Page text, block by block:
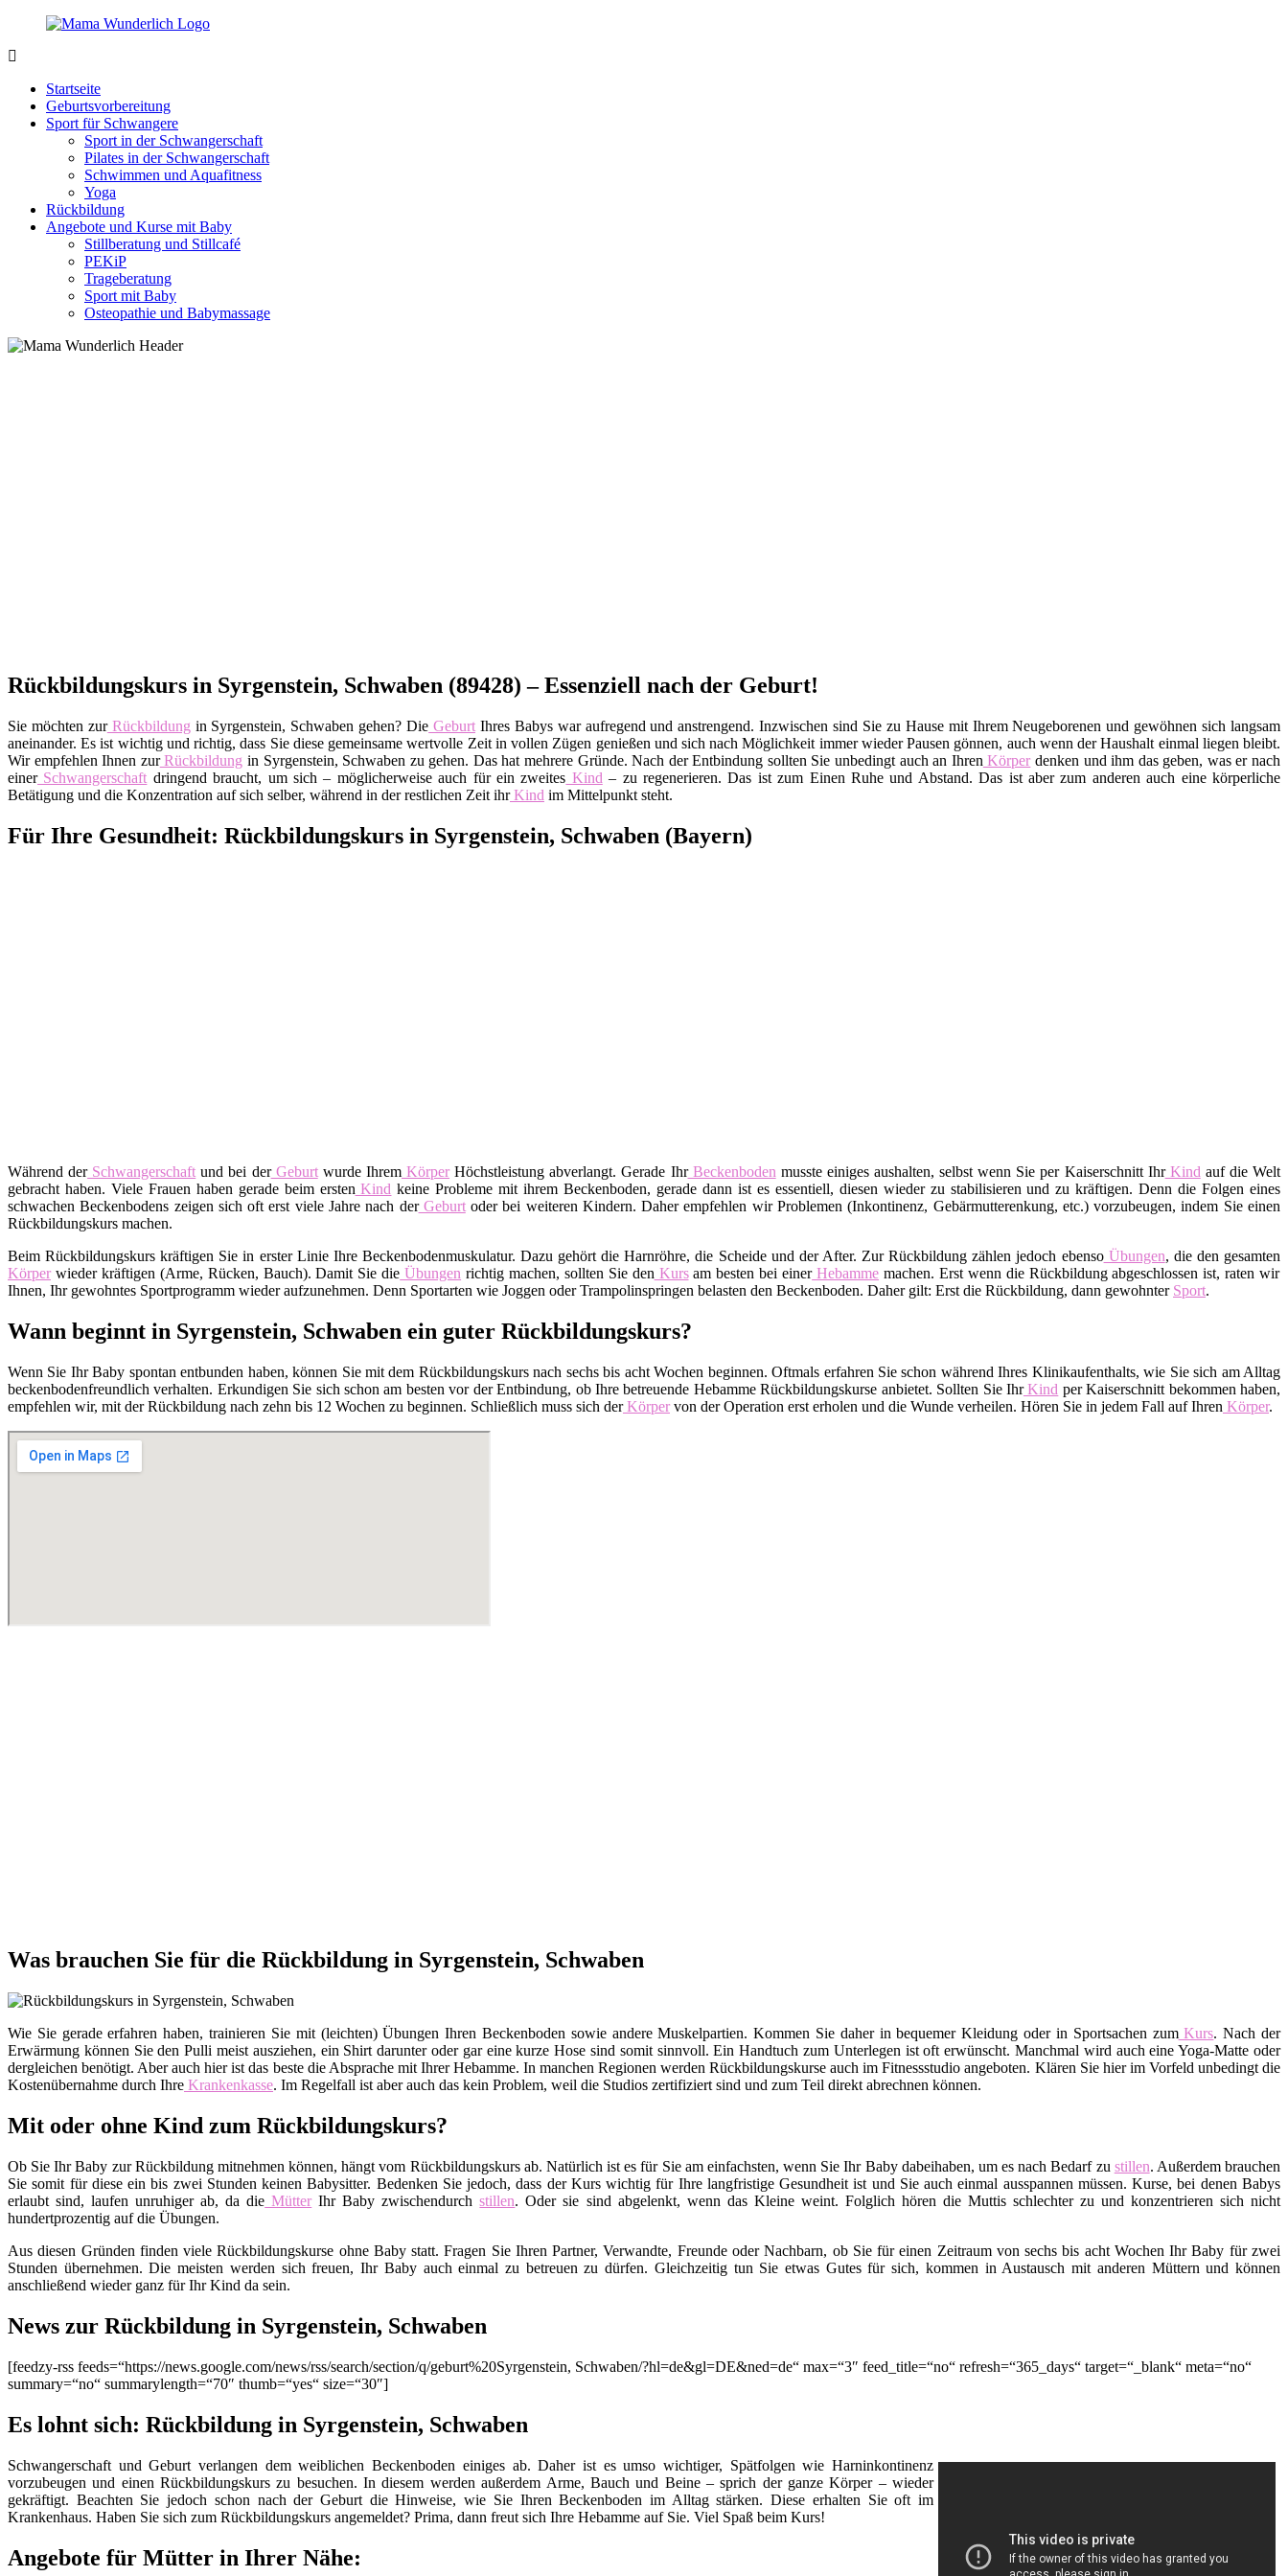
Zurück
Inhalt
sein
wunderbar!
Startseite
Geburtsvorbereitung
Sport für Schwangere
Sport in der Schwangerschaft
Pilates in der Schwangerschaft
Schwimmen und Aquafitness
Yoga
Rückbildung
Angebote und Kurse mit Baby
Stillberatung und Stillcafé
PEKiP
Trageberatung
Sport mit Baby
Osteopathie und Babymassage
Rückbildungskurs in Syrgenstein, Schwaben (89428) – Essenziell nach der Geburt!
Sie möchten zurRückbildung in Syrgenstein, Schwaben gehen? Die Geburt Ihres Babys war aufregend und anstrengend. Inzwischen sind Sie zu Hause mit Ihrem Neugeborenen und gewöhnen sich langsam
aneinander. Es ist wichtig und richtig, dass Sie diese gemeinsame wertvolle Zeit in vollen Zügen genießen und sich nach Möglichkeit immer wieder Pausen gönnen, auch wenn der Haushalt einmal liegen bleibt.
Wir empfehlen Ihnen zurRückbildung in Syrgenstein, Schwaben zu gehen. Das hat mehrere Gründe. Nach der Entbindung sollten Sie unbedingt auch an Ihren Körperdenken und ihm das geben, was er nach
einerSchwangerschaft dringend braucht, um sich – möglicherweise auch für ein zweites Kind – zu regenerieren. Das ist zum Einen Ruhe und Abstand. Das ist aber zum anderen auch eine körperliche
Betätigung und die Konzentration auf sich selber, während in der restlichen Zeit ihrKind im Mittelpunkt steht.
Für Ihre Gesundheit: Rückbildungskurs in Syrgenstein, Schwaben (Bayern)
Während derSchwangerschaft und bei derGeburtwurde IhremKörperHöchstleistung abverlangt. Gerade IhrBeckenboden musste einiges aushalten, selbst wenn Sie per Kaiserschnitt IhrKind auf die Welt
gebracht haben. Viele Frauen haben gerade beim ersten Kind keine Probleme mit ihrem Beckenboden, gerade dann ist es essentiell, diesen wieder zu stabilisieren und zu kräftigen. Denn die Folgen eines
schwachen Beckenbodens zeigen sich oft erst viele Jahre nach derGeburtoder bei weiteren Kindern. Daher empfehlen wir Problemen (Inkontinenz, Gebärmutterenkung, etc.) vorzubeugen, indem Sie einen
Rückbildungskurs machen.
Beim Rückbildungskurs kräftigen Sie in erster Linie Ihre Beckenbodenmuskulatur. Dazu gehört die Harnröhre, die Scheide und der After. Zur Rückbildung zählen jedoch ebensoÜbungen, die den gesamten
Körperwieder kräftigen (Arme, Rücken, Bauch). Damit Sie die Übungen richtig machen, sollten Sie den Kursam besten bei einerHebamme machen. Erst wenn die Rückbildung abgeschlossen ist, raten wir
Ihnen, Ihr gewohntes Sportprogramm wieder aufzunehmen. Denn Sportarten wie Joggen oder Trampolinspringen belasten den Beckenboden. Daher gilt: Erst die Rückbildung, dann gewohnter Sport.
Wann beginnt in Syrgenstein, Schwaben ein guter Rückbildungskurs?
Wenn Sie Ihr Baby spontan entbunden haben, können Sie mit dem Rückbildungskurs nach sechs bis acht Wochen beginnen. Oftmals erfahren Sie schon während Ihres Klinikaufenthalts, wie Sie sich am Alltag
beckenbodenfreundlich verhalten. Erkundigen Sie sich schon am besten vor der Entbindung, ob Ihre betreuende Hebamme Rückbildungskurse anbietet. Sollten Sie IhrKind per Kaiserschnitt bekommen haben,
empfehlen wir, mit der Rückbildung nach zehn bis 12 Wochen zu beginnen. Schließlich muss sich derKörpervon der Operation erst erholen und die Wunde verheilen. Hören Sie in jedem Fall auf Ihren Körper.
Was brauchen Sie für die Rückbildung in Syrgenstein, Schwaben
Wie Sie gerade erfahren haben, trainieren Sie mit (leichten) Übungen Ihren Beckenboden sowie andere Muskelpartien. Kommen Sie daher in bequemer Kleidung oder in Sportsachen zumKurs. Nach der
Erwärmung können Sie den Pulli meist ausziehen, ein Shirt darunter oder gar eine kurze Hose sind somit sinnvoll. Ein Handtuch zum Unterlegen ist oft erwünscht. Manchmal wird auch eine Yoga-Matte oder
dergleichen benötigt. Aber auch hier ist das beste die Absprache mit Ihrer Hebamme. In manchen Regionen werden Rückbildungskurse auch im Fitnessstudio angeboten. Klären Sie hier im Vorfeld unbedingt die
Kostenübernahme durch Ihre Krankenkasse. Im Regelfall ist aber auch das kein Problem, weil die Studios zertifiziert sind und zum Teil direkt abrechnen können.
Mit oder ohne Kind zum Rückbildungskurs?
Ob Sie Ihr Baby zur Rückbildung mitnehmen können, hängt vom Rückbildungskurs ab. Natürlich ist es für Sie am einfachsten, wenn Sie Ihr Baby dabeihaben, um es nach Bedarf zu stillen. Außerdem brauchen
Sie somit für diese ein bis zwei Stunden keinen Babysitter. Bedenken Sie jedoch, dass der Kurs wichtig für Ihre langfristige Gesundheit ist und Sie auch einmal ausspannen müssen. Kurse, bei denen Babys
erlaubt sind, laufen unruhiger ab, da die MütterIhr Baby zwischendurchstillen. Oder sie sind abgelenkt, wenn das Kleine weint. Folglich hören die Muttis schlechter zu und konzentrieren sich nicht
hundertprozentig auf die Übungen.
Aus diesen Gründen finden viele Rückbildungskurse ohne Baby statt. Fragen Sie Ihren Partner, Verwandte, Freunde oder Nachbarn, ob Sie für einen Zeitraum von sechs bis acht Wochen Ihr Baby für zwei
Stunden übernehmen. Die meisten werden sich freuen, Ihr Baby auch einmal zu betreuen zu dürfen. Gleichzeitig tun Sie etwas Gutes für sich, kommen in Austausch mit anderen Müttern und können
anschließend wieder ganz für Ihr Kind da sein.
News zur Rückbildung in Syrgenstein, Schwaben
[feedzy-rss feeds=“https://news.google.com/news/rss/search/section/q/geburt%20Syrgenstein, Schwaben/?hl=de&gl=DE&ned=de“ max=“3″ feed_title=“no“ refresh=“365_days“ target=“_blank“ meta=“no“
summary=“no“ summarylength=“70″ thumb=“yes“ size=“30″]
Es lohnt sich: Rückbildung in Syrgenstein, Schwaben
Schwangerschaft und Geburt verlangen dem weiblichen Beckenboden einiges ab. Daher ist es umso wichtiger, Spätfolgen wie Harninkontinenz
vorzubeugen und einen Rückbildungskurs zu besuchen. In diesem werden außerdem Arme, Bauch und Beine – sprich der ganze Körper – wieder
gekräftigt. Beachten Sie jedoch schon nach der Geburt die Hinweise, wie Sie Ihren Beckenboden im Alltag stärken. Diese erhalten Sie oft im
Krankenhaus. Haben Sie sich zum Rückbildungskurs angemeldet? Prima, dann freut sich Ihre Hebamme auf Sie. Viel Spaß beim Kurs!
Angebote für Mütter in Ihrer Nähe: